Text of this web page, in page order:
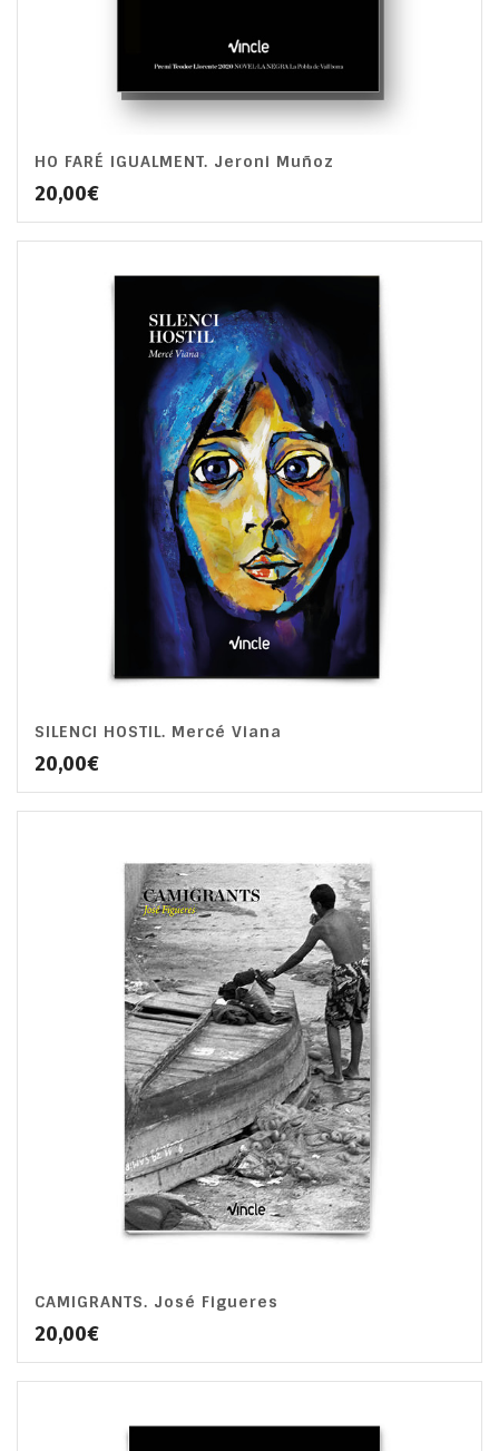
HO FARÉ IGUALMENT. Jeroni Muñoz
20,00€
SILENCI HOSTIL. Mercé Viana
20,00€
CAMIGRANTS. José Figueres
20,00€